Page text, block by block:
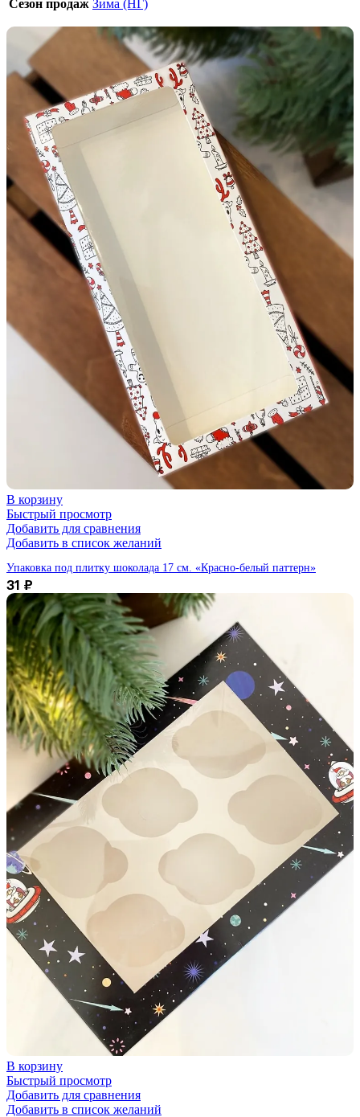
Сезон продаж Зима (НГ)
В корзину
Быстрый просмотр
Добавить для сравнения
Добавить в список желаний
Упаковка под плитку шоколада 17 см. «Красно-белый паттерн»
31 ₽
В корзину
Быстрый просмотр
Добавить для сравнения
Добавить в список желаний